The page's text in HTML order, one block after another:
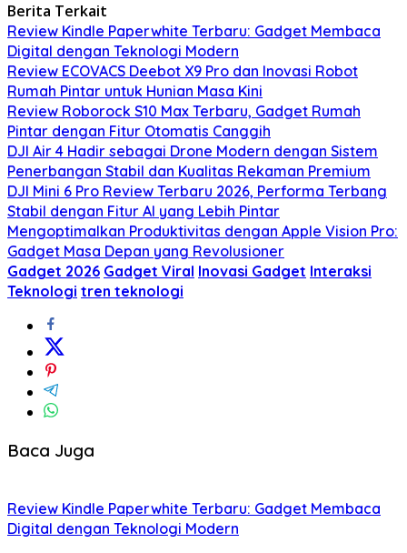
Berita Terkait
Review Kindle Paperwhite Terbaru: Gadget Membaca
Digital dengan Teknologi Modern
Review ECOVACS Deebot X9 Pro dan Inovasi Robot
Rumah Pintar untuk Hunian Masa Kini
Review Roborock S10 Max Terbaru, Gadget Rumah
Pintar dengan Fitur Otomatis Canggih
DJI Air 4 Hadir sebagai Drone Modern dengan Sistem
Penerbangan Stabil dan Kualitas Rekaman Premium
DJI Mini 6 Pro Review Terbaru 2026, Performa Terbang
Stabil dengan Fitur AI yang Lebih Pintar
Mengoptimalkan Produktivitas dengan Apple Vision Pro:
Gadget Masa Depan yang Revolusioner
Gadget 2026 Gadget Viral Inovasi Gadget Interaksi
Teknologi tren teknologi
Baca Juga
Review Kindle Paperwhite Terbaru: Gadget Membaca
Digital dengan Teknologi Modern